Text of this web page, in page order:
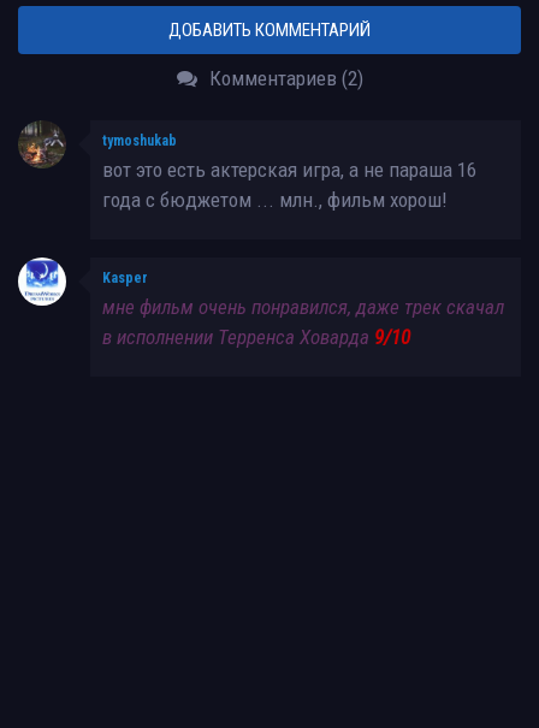
ДОБАВИТЬ КОММЕНТАРИЙ
Комментариев (2)
tymoshukab
вот это есть актерская игра, а не параша 16
года с бюджетом ... млн., фильм хорош!
Kasper
мне фильм очень понравился, даже трек скачал
в исполнении Терренса Ховарда 9/10